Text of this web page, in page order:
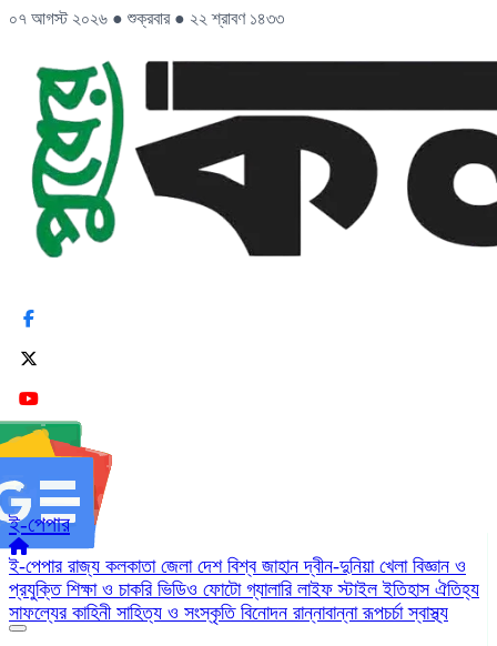
০৭ আগস্ট ২০২৬ ● শুক্রবার ● ২২ শ্রাবণ ১৪৩৩
ই-পেপার
ই-পেপার রাজ্য কলকাতা জেলা দেশ বিশ্ব জাহানদ্বীন-দুনিয়া খেলা বিজ্ঞান ও
প্রযুক্তি শিক্ষা ও চাকরি ভিডিও ফোটো গ্যালারি লাইফ স্টাইলইতিহাস ঐতিহ্য
সাফল্যের কাহিনী সাহিত্য ও সংস্কৃতি বিনোদন রান্নাবান্নারূপচর্চাস্বাস্থ্য